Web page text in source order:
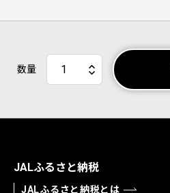
数量
JALふるさと納税
JALふるさと納税とは